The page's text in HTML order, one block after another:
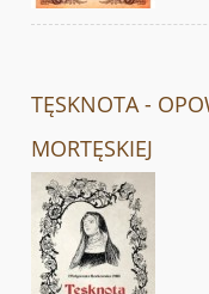
TĘSKNOTA -
MORTĘSKIEJ